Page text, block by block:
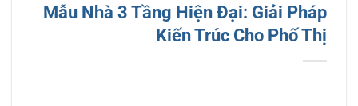
Mẫu Nhà 3 Tầng Hiện Đại: Giải Pháp
Kiến Trúc Cho Phố Thị